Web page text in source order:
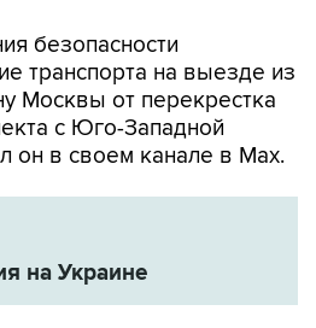
безопасности
транспорта на выезде из
Москвы от перекрестка
с Юго-Западной
он в своем канале в Мах.
на Украине